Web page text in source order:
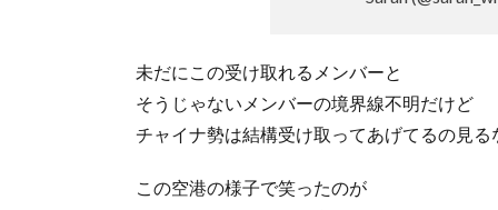
未だにこの受け取れるメンバーと
そうじゃないメンバーの境界線不明だけど
チャイナ勢は結構受け取ってあげてるの見る
この空港の様子で笑ったのが